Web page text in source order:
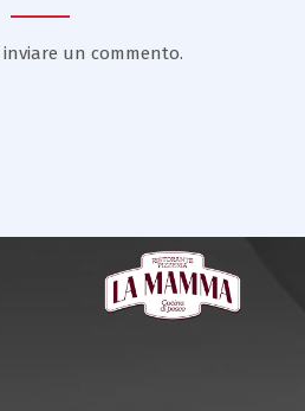
inviare un commento.